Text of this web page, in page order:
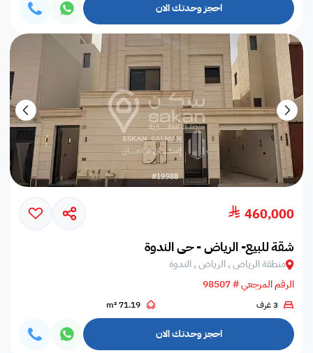
احجز وحدتك الان
460,000
شقة للبيع- الرياض - حي الندوة
منطقة الرياض , الرياض , الندوة
الرقم المرجعي # 98507
3 غرف 71.19 m²
احجز وحدتك الان